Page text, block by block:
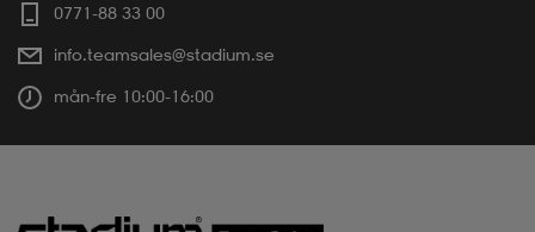
0771-88 33 00
info.teamsales@stadium.se
mån-fre 10:00-16:00